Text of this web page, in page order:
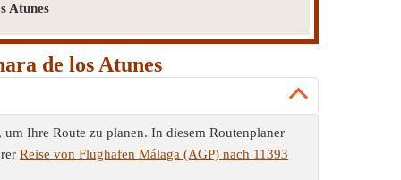
Atunes
de los Atunes
Ihre Route zu planen. In diesem Routenplaner
Reise von Flughafen Málaga (AGP) nach 11393